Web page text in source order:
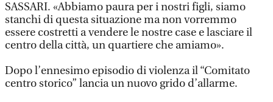
SASSARI. «Abbiamo paura per i nostri figli, siamo
stanchi di questa situazione ma non vorremmo
essere costretti a vendere le nostre case e lasciare il
centro della città, un quartiere che amiamo».
Dopo l’ennesimo episodio di violenza il “Comitato
centro storico” lancia un nuovo grido d’allarme.